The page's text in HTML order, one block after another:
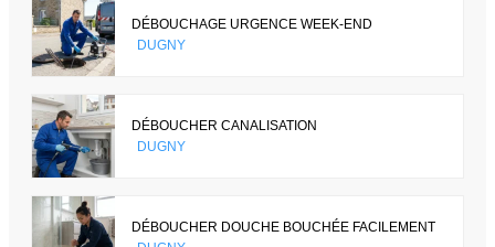
DÉBOUCHAGE URGENCE WEEK-END
DUGNY
DÉBOUCHER CANALISATION
DUGNY
DÉBOUCHER DOUCHE BOUCHÉE FACILEMENT